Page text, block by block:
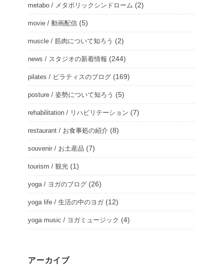
metabo / メタボリックシンドローム (2)
movie / 動画配信 (5)
muscle / 筋肉について知ろう (2)
news / スタジオの新着情報 (244)
pilates / ピラティスのブログ (169)
posture / 姿勢について知ろう (5)
rehabilitation / リハビリテーション (7)
restaurant / お食事処の紹介 (8)
souvenir / お土産品 (7)
tourism / 観光 (1)
yoga / ヨガのブログ (26)
yoga life / 生活の中のヨガ(12)
yoga music / ヨガミュージック (4)
アーカイブ